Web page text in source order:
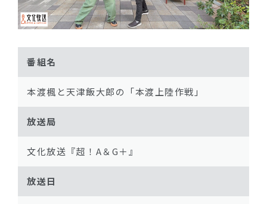
番組名
本渡楓と天津飯大郎の「本渡上陸作戦」
放送局
文化放送『超！A＆G＋』
放送日